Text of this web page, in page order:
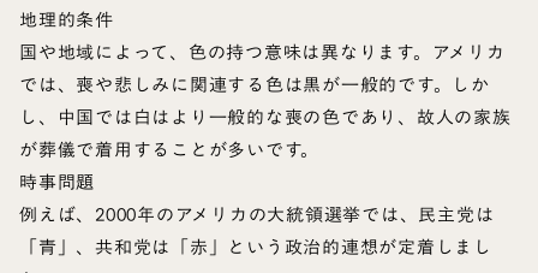
地理的条件
国や地域によって、色の持つ意味は異なります。アメリカ
では、喪や悲しみに関連する色は黒が一般的です。しか
し、中国では白はより一般的な喪の色であり、故人の家族
が葬儀で着用することが多いです。
時事問題
例えば、2000年のアメリカの大統領選挙では、民主党は
「青」、共和党は「赤」という政治的連想が定着しまし